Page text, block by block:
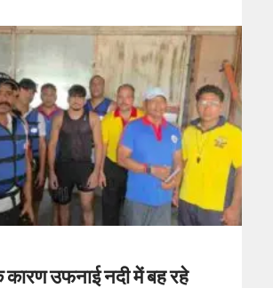
कारण उफनाई नदी में बह रहे